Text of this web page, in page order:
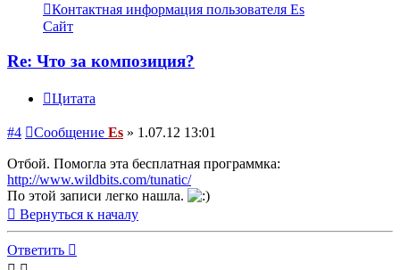
Контактная информация пользователя Es
Сайт
Re: Что за композиция?
Цитата
#4 Сообщение Es » 1.07.12 13:01
Отбой. Помогла эта бесплатная программка:
http://www.wildbits.com/tunatic/
По этой записи легко нашла.
Вернуться к началу
Ответить